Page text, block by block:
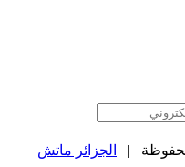
الجزائر ماتش